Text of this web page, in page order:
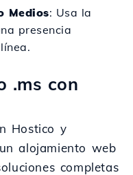
Medios: Usa la
presencia
.ms con
Hostico y
alojamiento web
completas